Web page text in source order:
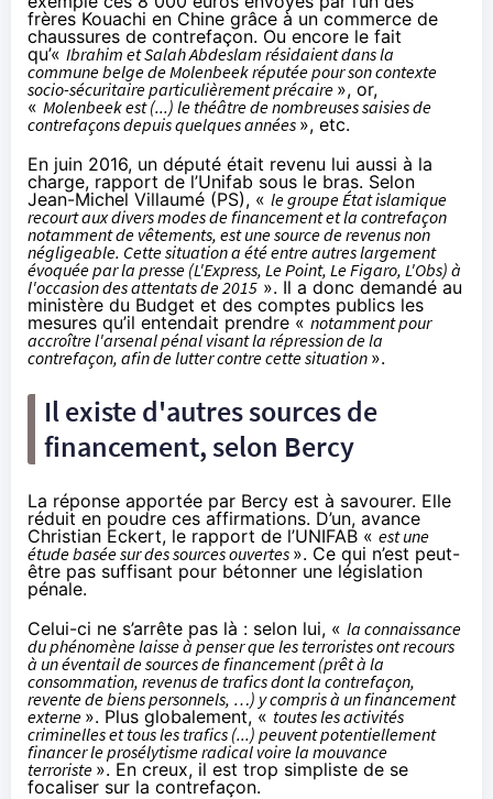
frères Kouachi en Chine grâce à un commerce de
chaussures de contrefaçon. Ou encore le fait
qu’« Ibrahim et Salah Abdeslam résidaient dans la
commune belge de Molenbeek réputée pour son contexte
socio-sécuritaire particulièrement précaire », or,
« Molenbeek est (...) le théâtre de nombreuses saisies de
contrefaçons depuis quelques années », etc.
En juin 2016, un député était revenu lui aussi à la
charge, rapport de l’Unifab sous le bras. Selon
Jean-Michel Villaumé (PS), « le groupe État islamique
recourt aux divers modes de financement et la contrefaçon
notamment de vêtements, est une source de revenus non
négligeable. Cette situation a été entre autres largement
évoquée par la presse (L'Express, Le Point, Le Figaro, L'Obs) à
l'occasion des attentats de 2015». Il a donc demandé au
ministère du Budget et des comptes publics les
mesures qu’il entendait prendre « notamment pour
accroître l'arsenal pénal visant la répression de la
contrefaçon, afin de lutter contre cette situation ».
Il existe d'autres sources de
financement, selon Bercy
La réponse apportée par Bercy est à savourer. Elle
réduit en poudre ces affirmations. D’un, avance
Christian Eckert, le rapport de l’UNIFAB « est une
étude basée sur des sources ouvertes ». Ce qui n’est peut-
être pas suffisant pour bétonner une législation
pénale.
Celui-ci ne s’arrête pas là : selon lui, « la connaissance
du phénomène laisse à penser que les terroristes ont recours
à un éventail de sources de financement (prêt à la
consommation, revenus de trafics dont la contrefaçon,
revente de biens personnels, …) y compris à un financement
externe ». Plus globalement, « toutes les activités
criminelles et tous les trafics (...) peuvent potentiellement
financer le prosélytisme radical voire la mouvance
terroriste ». En creux, il est trop simpliste de se
focaliser sur la contrefaçon.